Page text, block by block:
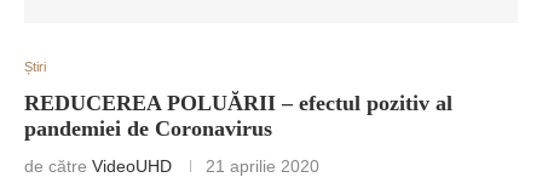
Știri
REDUCEREA POLUĂRII – efectul pozitiv al
pandemiei de Coronavirus
de către VideoUHD 21 aprilie 2020